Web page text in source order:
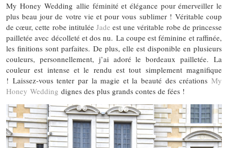
My Honey Wedding allie féminité et élégance pour émerveiller le
plus beau jour de votre vie et pour vous sublimer ! Véritable coup
de cœur, cette robe intitulée Jade est une véritable robe de princesse
pailletée avec décolleté et dos nu. La coupe est féminine et raffinée,
les finitions sont parfaites. De plus, elle est disponible en plusieurs
couleurs, personnellement, j’ai adoré le bordeaux pailletée. La
couleur est intense et le rendu est tout simplement magnifique
! Laissez-vous tenter par la magie et la beauté des créations My
Honey Wedding dignes des plus grands contes de fées !